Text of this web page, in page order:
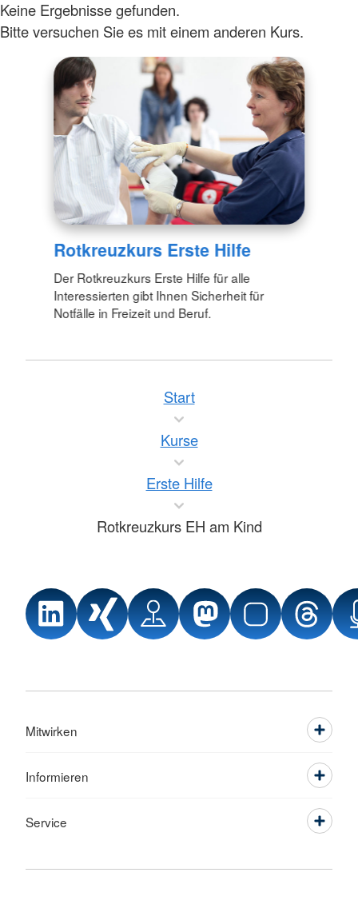
Keine Ergebnisse gefunden.
Bitte versuchen Sie es mit einem anderen Kurs.
Rotkreuzkurs Erste Hilfe
Der Rotkreuzkurs Erste Hilfe für alle
Interessierten gibt Ihnen Sicherheit für
Notfälle in Freizeit und Beruf.
Start
Kurse
Erste Hilfe
Rotkreuzkurs EH am Kind
Mitwirken
Informieren
Service